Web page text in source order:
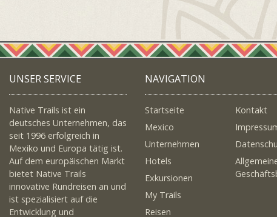
UNSER SERVICE
Native Trails ist ein
deutsches Unternehmen, das
seit 1996 erfolgreich in
Mexiko und Europa tätig ist.
Auf dem europäischen Markt
bietet Native Trails
innovative Rundreisen an und
ist spezialisiert auf die
Entwicklung und
NAVIGATION
Startseite
Mexico
Unternehmen
Hotels
Exkursionen
My Trails
Reisen
Kontakt